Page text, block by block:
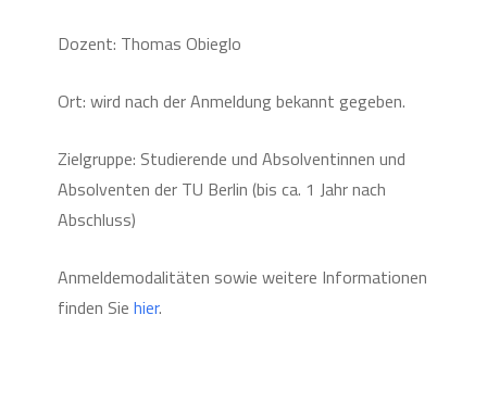
Dozent: Thomas Obieglo
Ort: wird nach der Anmeldung bekannt gegeben.
Zielgruppe: Studierende und Absolventinnen und
Absolventen der TU Berlin (bis ca. 1 Jahr nach
Abschluss)
Anmeldemodalitäten sowie weitere Informationen
finden Sie hier.